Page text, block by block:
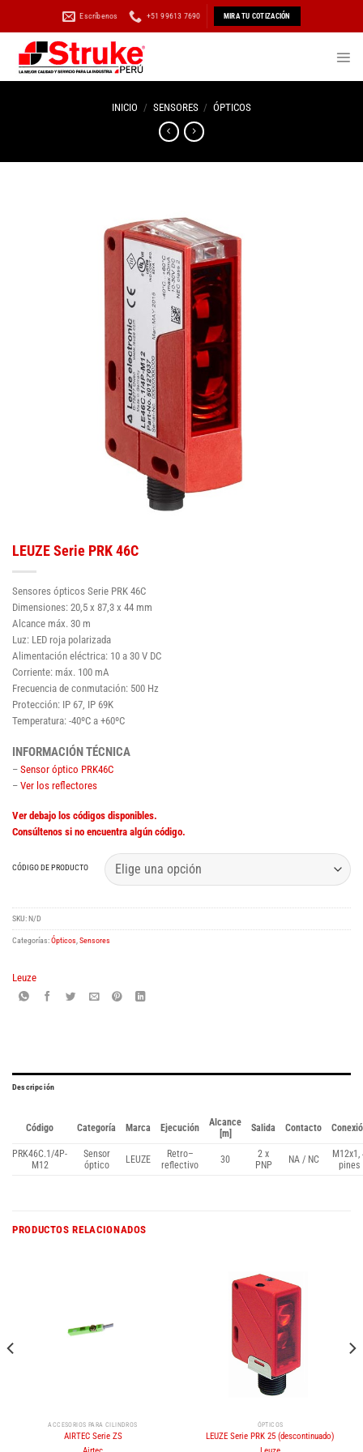
contenido
Escríbenos +51 99613 7690 MIRA TU COTIZACIÓN
INICIO / SENSORES / ÓPTICOS
LEUZE Serie PRK 46C
Sensores ópticos Serie PRK 46C
Dimensiones: 20,5 x 87,3 x 44 mm
Alcance máx. 30 m
Luz: LED roja polarizada
Alimentación eléctrica: 10 a 30 V DC
Corriente: máx. 100 mA
Frecuencia de conmutación: 500 Hz
Protección: IP 67, IP 69K
Temperatura: -40ºC a +60ºC
INFORMACIÓN TÉCNICA
– Sensor óptico PRK46C
– Ver los reflectores
Ver debajo los códigos disponibles.
Consúltenos si no encuentra algún código.
CÓDIGO DE PRODUCTO
SKU:N/D
Categorías:Ópticos,Sensores
Leuze
Descripción
Código Categoría Marca Ejecución
Alcance
[m]
Salida Contacto
PRK46C.1/4P-
M12
Sensor
óptico
LEUZE
Retro–
reflectivo
30
2 x
PNP
NA / NC
M12x1,
pines
PRODUCTOS RELACIONADOS
ACCESORIOS PARA CILINDROS
AIRTEC Serie ZS
ÓPTICOS
LEUZE Serie PRK 25 (descontinuado)